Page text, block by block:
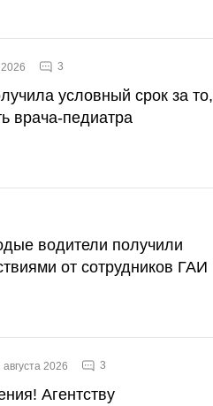
2026 3
условный срок за то,
врача-педиатра
водители получили
от сотрудников ГАИ
августа 2026 3
Агентству